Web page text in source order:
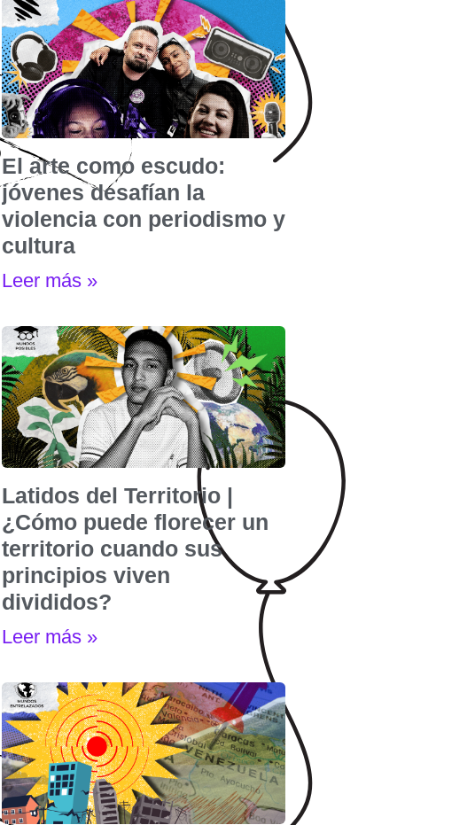
El arte como escudo:
jóvenes desafían la
violencia con periodismo y
cultura
Leer más »
Latidos del Territorio |
¿Cómo puede florecer un
territorio cuando sus
principios viven
divididos?
Leer más »